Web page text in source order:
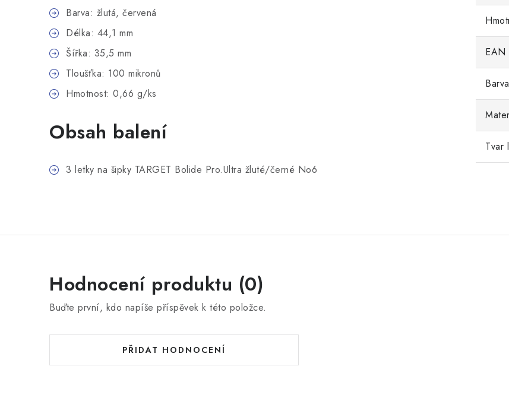
Barva: žlutá, červená
Délka: 44,1 mm
Šířka: 35,5 mm
Tloušťka: 100 mikronů
Hmotnost: 0,66 g/ks
Obsah balení
3 letky na šipky TARGET Bolide Pro.Ultra žluté/černé No6
EAN
Barva
Tvar
Hodnocení produktu (0)
Buďte první, kdo napíše příspěvek k této položce.
PŘIDAT HODNOCENÍ